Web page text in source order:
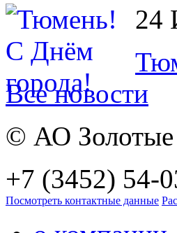
24
Все новости
© АО Золотые
+7 (3452) 54-
Посмотреть контактные данные